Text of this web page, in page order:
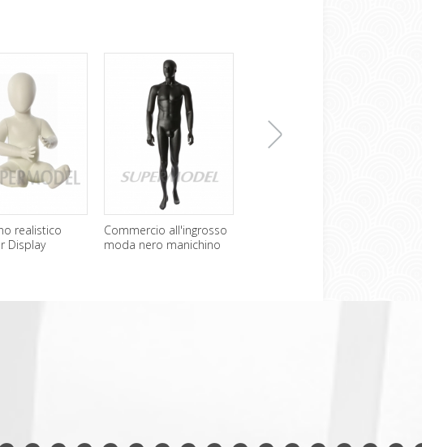
realistico
Display
Commercio all'ingrosso
moda nero manichino